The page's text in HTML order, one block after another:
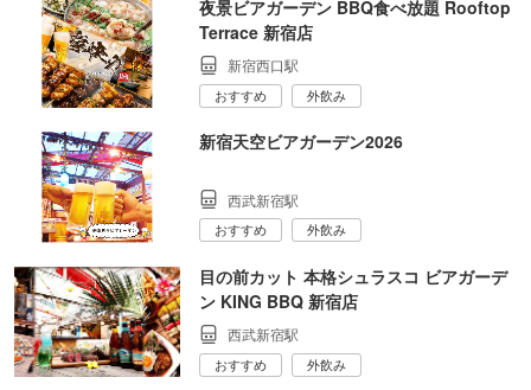
夜景ビアガーデン BBQ食べ放題 Rooftop
Terrace 新宿店
新宿西口駅
おすすめ 外飲み
新宿天空ビアガーデン2026
西武新宿駅
おすすめ 外飲み
目の前カット 本格シュラスコ ビアガーデ
ン KING BBQ 新宿店
西武新宿駅
おすすめ 外飲み